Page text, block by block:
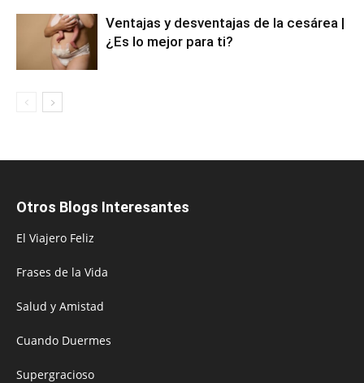
Ventajas y desventajas de la cesárea |
¿Es lo mejor para ti?
Otros Blogs Interesantes
El Viajero Feliz
Frases de la Vida
Salud y Amistad
Cuando Duermes
Supergracioso